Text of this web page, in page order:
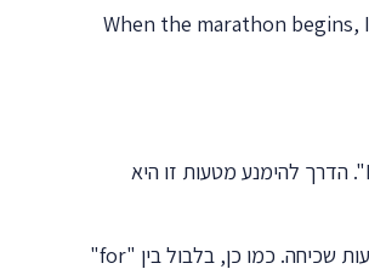
בחיים האישיים, הזמן מועיל לתיאור מערכות יחסים, מגורים והרגלים. "By our anniversary, we will have been living together for 2 years" או "When the marathon begins, I
אחת הטעויות הנפוצות ביותר היא שכחת המרכיב "been" במבנה. תלמידים רבים כותבים "I will have working" במקום "I will have been working". הדרך להימנע מטעות זו היא
טעות נוספת היא שימוש לא נכון במילות זמן. השימוש ב-"since" עם תקופת זמן ("since 3 hours") במקום עם נקודת זמן ("since 2 o'clock") היא טעות שכיחה. כמו כן, בלבול בין "for"